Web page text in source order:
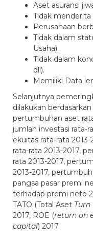
Aset asuransi
Tidak menderita
Perusahaan
Tidak dalam
Usaha).
Tidak dalam
dll).
Memiliki Data
Selanjutnya
dilakukan
pertumbuhan aset
jumlah investasi rata-
ekuitas rata-rata
rata-rata 2013-2017,
rata 2013-2017,
2013-2017,
pangsa pasar premi
terhadap premi neto
TATO (Total Aset Turn
2017, ROE (return on
capital) 2017.